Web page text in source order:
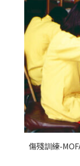
傷殘訓練-